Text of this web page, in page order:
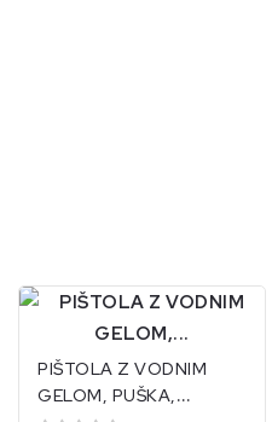
PIŠTOLA Z VODNIM
GELOM, PUŠKA,